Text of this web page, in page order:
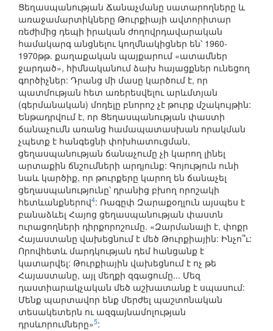
Ցեղասպանության Ճանաչմանը սատարողները և
առաջամարտիկները Թուրքիայի ավտորիտար
ռեժիմից դեպի իրական ժողովրդավարական
համակարգ անցնելու կողմնակիցներ են՝ 1960-
1970թթ. քաղաքական պայքարում «ատամներ
ջարդած», հիմնականում ձախ հայացքներ ունեցող
գործիչներ: Դրանց մի մասը կարծում է, որ
պատմության հետ առերեսվելու արևմտյան
(գերմանական) մոդելը բնորոշ չէ թուրք մշակույթին:
Ենթադրվում է, որ Ցեղասպանության փաստի
ճանաչումն առանց համապատասխան որակման
չպետք է հանգեցնի փոխհատուցման,
ցեղասպանության ճանաչումը չի կարող լինել
արտաքին ճնշումների արդյունք: Գոյություն ունի
նաև կարծիք, որ թուրքերը կարող են ճանաչել
ցեղասպանությունը՝ դրանից բխող որոշակի
հետևանքներով4: Ռագըփ Զարաքօղլուն այսպես է
բանաձևել Հայոց ցեղասպանության փաստն
ուրացողների դիրքորոշումը. «Զարմանալի է, փոքր
Հայաստանը վախեցնում է մեծ Թուրքիային: Ինչո՞ւ:
Որովհետև մարդկության դեմ հանցանք է
կատարվել: Թուրքիային վախեցնում է ոչ թե
Հայաստանը, այլ մեղքի զգացումը... Մեզ
դաստիարակչական մեծ աշխատանք է սպասում:
Մենք պարտավոր ենք մերժել պաշտոնական
տեսակետերն ու ազգայնամոլության
դրսևորումները»5: